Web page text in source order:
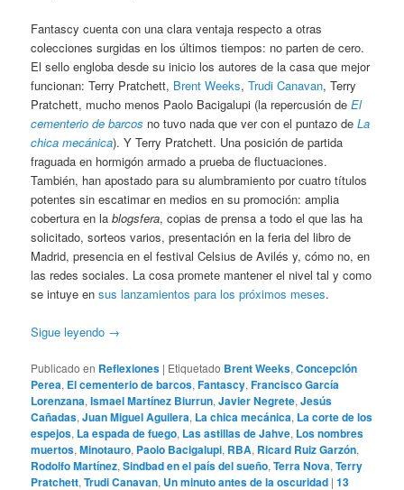
Fantascy cuenta con una clara ventaja respecto a otras
colecciones surgidas en los últimos tiempos: no parten de cero.
El sello engloba desde su inicio los autores de la casa que mejor
funcionan: Terry Pratchett, Brent Weeks,Trudi Canavan, Terry
Pratchett, mucho menos Paolo Bacigalupi (la repercusión deEl
cementerio de barcos no tuvo nada que ver con el puntazo deLa
chica mecánica). Y Terry Pratchett. Una posición de partida
fraguada en hormigón armado a prueba de fluctuaciones.
También, han apostado para su alumbramiento por cuatro títulos
potentes sin escatimar en medios en su promoción: amplia
cobertura en lablogsfera, copias de prensa a todo el que las ha
solicitado, sorteos varios, presentación en la feria del libro de
Madrid, presencia en el festival Celsius de Avilés y, cómo no, en
las redes sociales. La cosa promete mantener el nivel tal y como
se intuye ensus lanzamientos para los próximos meses.
Sigue leyendo →
Publicado en Reflexiones | Etiquetado Brent Weeks,Concepción
Perea, El cementerio de barcos,Fantascy,Francisco García
Lorenzana,Ismael Martínez Biurrun,Javier Negrete,Jesús
Cañadas,Juan Miguel Aguilera, La chica mecánica, La corte de los
espejos, La espada de fuego, Las astillas de Jahve, Los nombres
muertos,Minotauro, Paolo Bacigalupi, RBA, Ricard Ruiz Garzón,
Rodolfo Martínez,Sindbad en el país del sueño,Terra Nova,Terry
Pratchett,Trudi Canavan, Un minuto antes de la oscuridad |13